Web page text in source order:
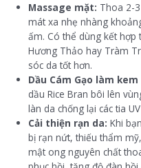
Massage mặt: Thoa 2-
mát xa nhẹ nhàng
ấm. Có thể dùng kết hợp
Hương Thảo hay Tràm
sóc da tốt hơn.
Dầu Cám Gạo làm
dầu Rice Bran bôi lên
làn da chống lại các tia
Cải thiện rạn da: Khi
bị rạn nứt, thiếu thẩm
mật ong nguyên chất